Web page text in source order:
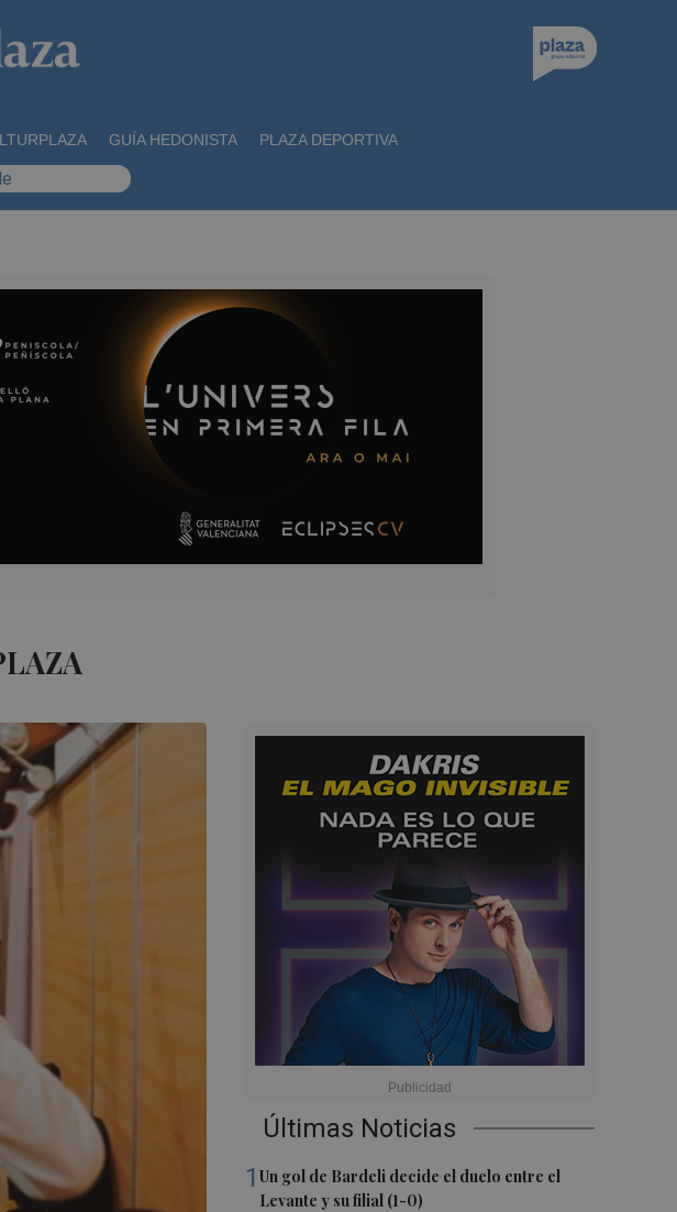
GUÍA HEDONISTA PLAZA DEPORTIVA
Últimas Noticias
1Un gol de Bardeli decide el duelo entre el
Levante y su filial (1-0)